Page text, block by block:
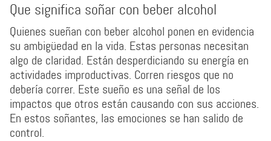
Que significa soñar con beber alcohol
Quienes sueñan con beber alcohol ponen en evidencia
su ambigüedad en la vida. Estas personas necesitan
algo de claridad. Están desperdiciando su energía en
actividades improductivas. Corren riesgos que no
debería correr. Este sueño es una señal de los
impactos que otros están causando con sus acciones.
En estos soñantes, las emociones se han salido de
control.